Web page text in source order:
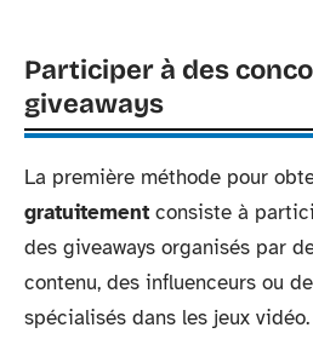
Participer à des
giveaways
La première méthode pour
gratuitement consiste à
des giveaways organisés par
contenu, des influenceurs ou
spécialisés dans les jeux